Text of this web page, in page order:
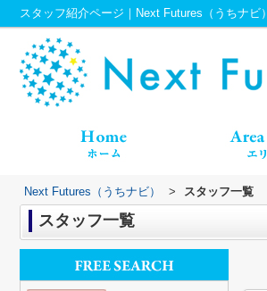
スタッフ紹介ページ｜Next Futures（うちナビ）
Next Futures（うちナビ） > スタッフ一覧
スタッフ一覧